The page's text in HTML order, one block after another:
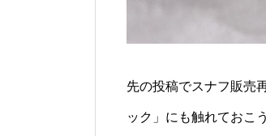
先の投稿でスナフ販売
ック」にも触れておこ